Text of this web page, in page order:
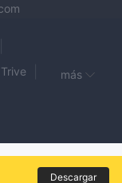
Trive
Markets
más
Descargar